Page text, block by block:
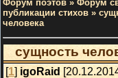
Форум поэтов » Форум
публикации стихов »
человека
сущность
[1] igoRaid